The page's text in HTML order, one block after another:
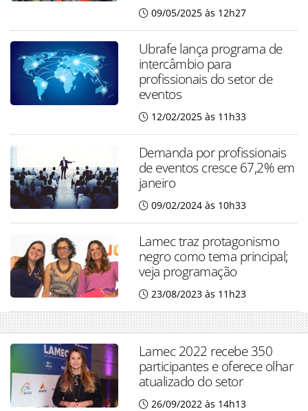
09/05/2025 às 12h27
Ubrafe lança programa de
intercâmbio para
profissionais do setor de
eventos
12/02/2025 às 11h33
Demanda por profissionais
de eventos cresce 67,2% em
janeiro
09/02/2024 às 10h33
Lamec traz protagonismo
negro como tema principal;
veja programação
23/08/2023 às 11h23
Lamec 2022 recebe 350
participantes e oferece olhar
atualizado do setor
26/09/2022 às 14h13